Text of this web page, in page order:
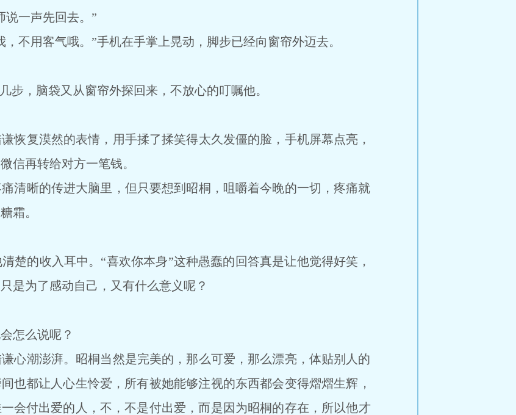
一声先回去。”
用客气哦。”手机在手掌上晃动，脚步已经向窗帘外迈去。
，脑袋又从窗帘外探回来，不放心的叮嘱他。
复漠然的表情，用手揉了揉笑得太久发僵的脸，手机屏幕点亮，
信再转给对方一笔钱。
晰的传进大脑里，但只要想到昭桐，咀嚼着今晚的一切，疼痛就
霜。
的收入耳中。“喜欢你本身”这种愚蠢的回答真是让他觉得好笑，
是为了感动自己，又有什么意义呢？
怎么说呢？
潮澎湃。昭桐当然是完美的，那么可爱，那么漂亮，体贴别人的
也都让人心生怜爱，所有被她能够注视的东西都会变得熠熠生辉，
会付出爱的人，不，不是付出爱，而是因为昭桐的存在，所以他才